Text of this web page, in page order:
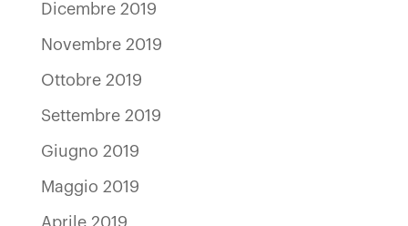
Dicembre 2019
Novembre 2019
Ottobre 2019
Settembre 2019
Giugno 2019
Maggio 2019
Aprile 2019